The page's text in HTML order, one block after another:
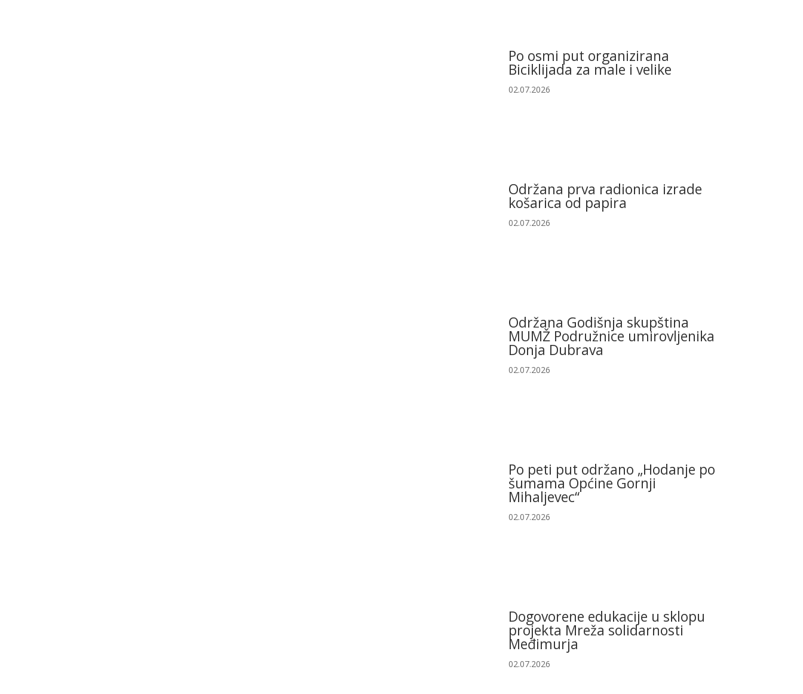
Po osmi put organizirana
Biciklijada za male i velike
02.07.2026
Održana prva radionica izrade
košarica od papira
02.07.2026
Održana Godišnja skupština
MUMŽ Podružnice umirovljenika
Donja Dubrava
02.07.2026
Po peti put održano „Hodanje po
šumama Općine Gornji
Mihaljevec“
02.07.2026
Dogovorene edukacije u sklopu
projekta Mreža solidarnosti
Međimurja
02.07.2026